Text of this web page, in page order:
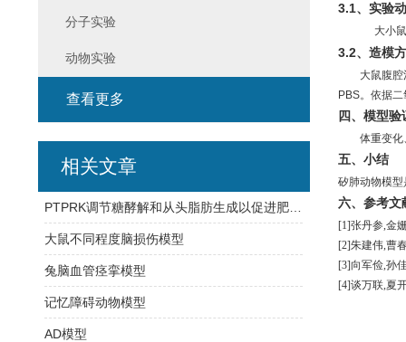
3.1、实验
大小鼠
3.2、造模
大鼠腹腔
PBS。依据二
四、模型验
体重变化
五、小结
矽肺动物模
六、参考文
[1]张丹参,金
[2]朱建伟,曹
[3]向军俭,孙
[4]谈万联,夏
分子实验
动物实验
查看更多
相关文章
大鼠不同程度脑损伤模型
兔脑血管痉挛模型
记忆障碍动物模型
AD模型